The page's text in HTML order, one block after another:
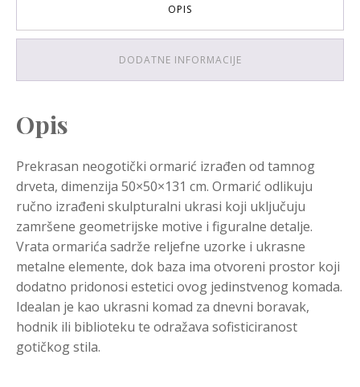
OPIS
DODATNE INFORMACIJE
Opis
Prekrasan neogotički ormarić izrađen od tamnog
drveta, dimenzija 50×50×131 cm. Ormarić odlikuju
ručno izrađeni skulpturalni ukrasi koji uključuju
zamršene geometrijske motive i figuralne detalje.
Vrata ormarića sadrže reljefne uzorke i ukrasne
metalne elemente, dok baza ima otvoreni prostor koji
dodatno pridonosi estetici ovog jedinstvenog komada.
Idealan je kao ukrasni komad za dnevni boravak,
hodnik ili biblioteku te odražava sofisticiranost
gotičkog stila.